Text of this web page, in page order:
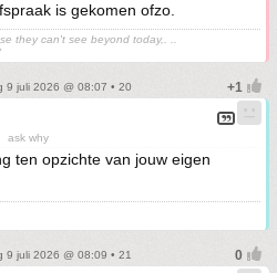
is gekomen ofzo.
they can't see beyond today,. ..
9 juli 2026 @ 08:07 • 20
ask why
ten opzichte van jouw eigen
9 juli 2026 @ 08:09 • 21